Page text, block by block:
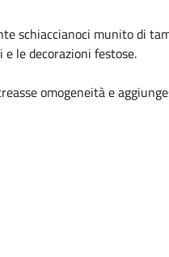
schiaccianoci munito di
le decorazioni festose.
omogeneità e